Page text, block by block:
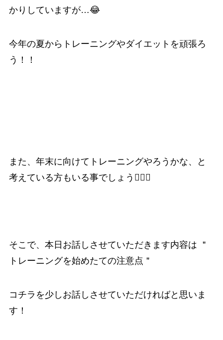
かりしていますが…😂
今年の夏からトレーニングやダイエットを頑張ろ
う！！
また、年末に向けてトレーニングやろうかな、
と
考えている方もいる事でしょう🙋🏻‍♀️
そこで、本日お話しさせていただきます内容は ＂
トレーニングを始めたての注意点＂
コチラを少しお話しさせていただければと思いま
す！